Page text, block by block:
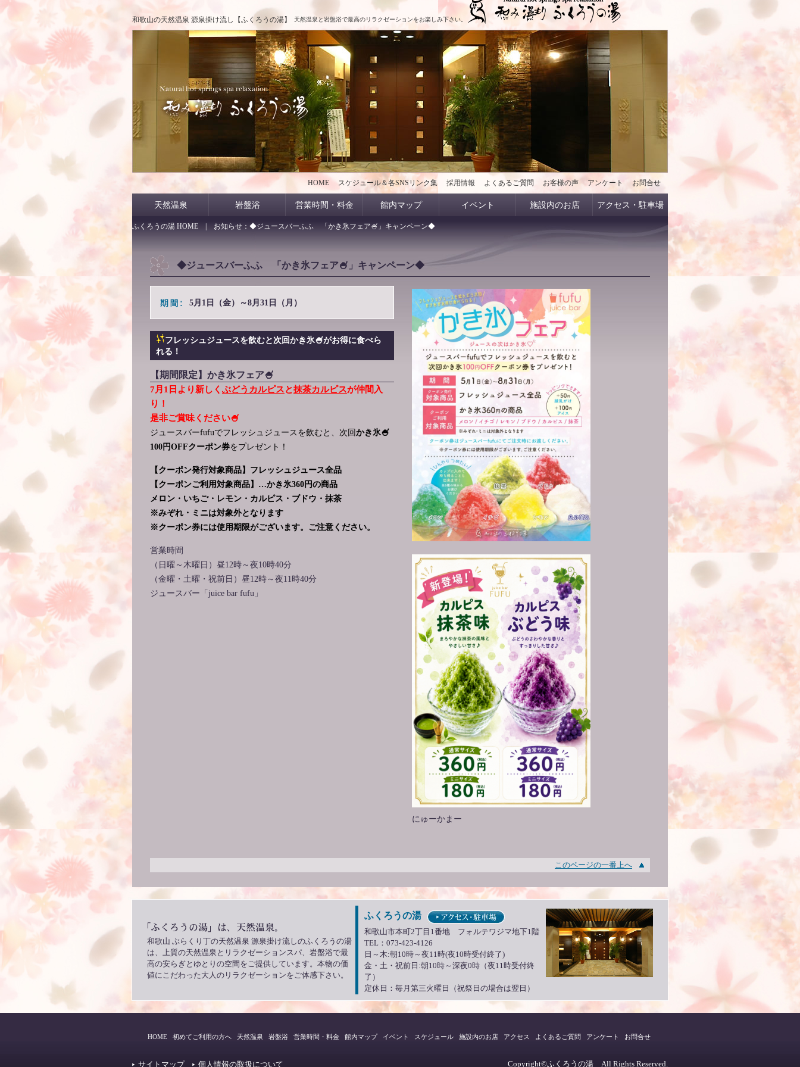
和歌山の天然温泉 源泉掛け流し【ふくろうの湯】 天然温泉と岩盤浴で最高のリラクゼーションをお楽しみ下さい。
HOME スケジュール＆各SNSリンク集 採用情報 よくあるご質問 お客様の声 アンケート お問合せ
天然温泉 岩盤浴 営業時間・料金 館内マップ イベント 施設内のお店 アクセス・駐車場
ふくろうの湯 HOME | お知らせ：◆ジュースバーふふ 「かき氷フェア🍧」キャンペーン◆
◆ジュースバーふふ 「かき氷フェア🍧」キャンペーン◆
5月1日（金）～8月31日（月）
フレッシュジュースを飲むと次回かき氷🍧がお得に食べら
れる！
【期間限定】かき氷フェア🍧
7月1日より新しく ぶどうカルピスと抹茶カルピスが仲間入
り！
是非ご賞味ください🍧
ジュースバーfufuでフレッシュジュースを飲むと、次回かき氷🍧
100円OFFクーポン券をプレゼント！
【クーポン発行対象商品】フレッシュジュース全品
【クーポンご利用対象商品】…かき氷360円の商品
メロン・いちご・レモン・カルピス・ ブドウ・抹茶
※みぞれ・ミニは対象外となります
※クーポン券には使用期限がございます。ご注意ください。
営業時間
（日曜～木曜日）昼12時～夜10時40分
（金曜・土曜・祝前日）昼12時～夜11時40分
ジュースバー「juice bar fufu」
にゅーかまー
このページの一番上へ
和歌山 ぶらくり丁の天然温泉 源泉掛け流しのふくろうの湯
は、上質の天然温泉とリラクゼーションスパ、岩盤浴で最
高の安らぎとゆとりの空間をご提供しています。本物の価
値にこだわった大人のリラクゼーションをご体感下さい。
ふくろうの湯
和歌山市本町2丁目1番地 フォルテワジマ地下1階
TEL：073-423-4126
日～木:朝10時～夜11時(夜10時受付終了)
金・土・祝前日:朝10時～深夜0時（夜11時受付終
了）
定休日：毎月第三火曜日（祝祭日の場合は翌日）
HOME 初めてご利用の方へ 天然温泉 岩盤浴 営業時間・料金 館内マップ イベント スケジュール 施設内のお店 アクセス よくあるご質問 アンケート お問合せ
サイトマップ 個人情報の取扱について Copyright©ふくろうの湯 All Rights Reserved.